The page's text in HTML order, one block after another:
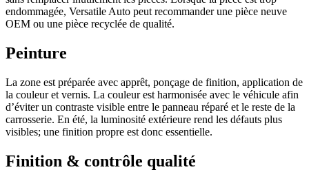
endommagée, Versatile Auto peut recommander une pièce neuve
OEM ou une pièce recyclée de qualité.
Peinture
La zone est préparée avec apprêt, ponçage de finition, application de
la couleur et vernis. La couleur est harmonisée avec le véhicule afin
d’éviter un contraste visible entre le panneau réparé et le reste de la
carrosserie. En été, la luminosité extérieure rend les défauts plus
visibles; une finition propre est donc essentielle.
Finition & contrôle qualité